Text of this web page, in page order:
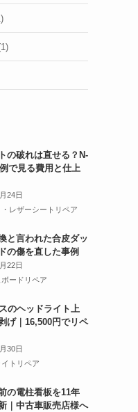
の破れは直せる？N-
で見る費用と仕上
24日
レザーシートリペア
と言われた合皮ダッ
の傷を直した事例
22日
ードリペア
のヘッドライト上
げ｜16,500円でリペ
30日
トリペア
の電柱看板を11年
｜中古車販売店様へ